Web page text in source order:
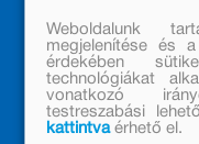
A
Móra
Weboldalunk
megjelenítése és
érdekében
technológiákat
vonatkozó
testreszabási
kattintvaérhető el.